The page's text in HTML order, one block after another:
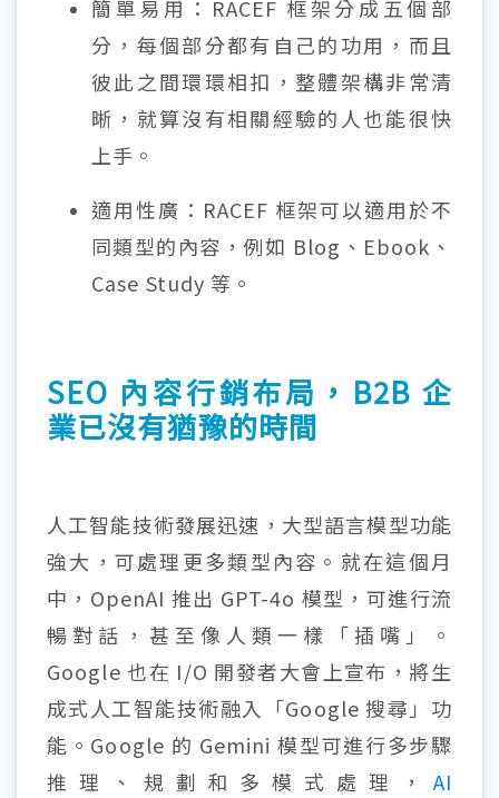
簡單易用：RACEF 框架分成五個部
分，每個部分都有自己的功用，而且
彼此之間環環相扣，整體架構非常清
晰，就算沒有相關經驗的人也能很快
上手。
適用性廣：RACEF 框架可以適用於不
同類型的內容，例如 Blog、Ebook、
Case Study 等。
SEO 內容行銷布局，B2B 企
業已沒有猶豫的時間
人工智能技術發展迅速，大型語言模型功能
強大，可處理更多類型內容。就在這個月
中，OpenAI 推出 GPT-4o 模型，可進行流
暢對話，甚至像人類一樣「插嘴」。
Google 也在 I/O 開發者大會上宣布，將生
成式人工智能技術融入「Google 搜尋」功
能。Google 的 Gemini 模型可進行多步驟
推理、規劃和多模式處理， AI